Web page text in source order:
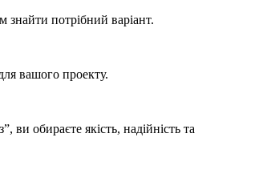
потрібний варіант.
вашого проекту.
обираєте якість, надійність та